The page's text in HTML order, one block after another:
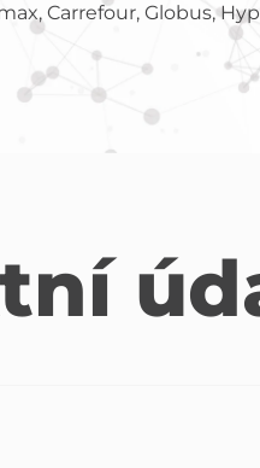
Carrefour, Globus,